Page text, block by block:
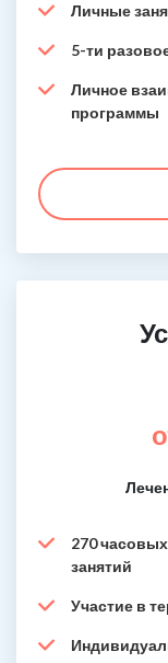
Личные
5-ти
Личное
программы
270
занятий
Участие в